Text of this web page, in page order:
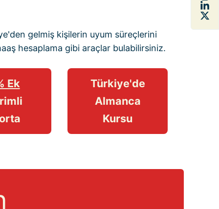
gelmiş kişilerin uyum süreçlerini
hesaplama gibi araçlar bulabilirsiniz.
Ek
Türkiye'de
Almanca
Kursu